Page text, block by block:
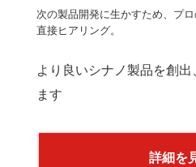
次の製品開発に生かすため、プ
直接ヒアリング。
より良いシナノ製品を創
ます
詳細を